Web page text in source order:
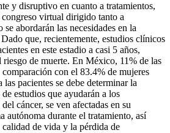
y disruptivo en cuanto a tratamientos,
virtual dirigido tanto a
abordarán las necesidades en la
que, recientemente, estudios clínicos
en este estadio a casi 5 años,
de muerte. En México, 11% de las
con el 83.4% de mujeres
pacientes se debe determinar la
estudios que ayudarán a los
cáncer, se ven afectadas en su
autónoma durante el tratamiento, así
de vida y la pérdida de